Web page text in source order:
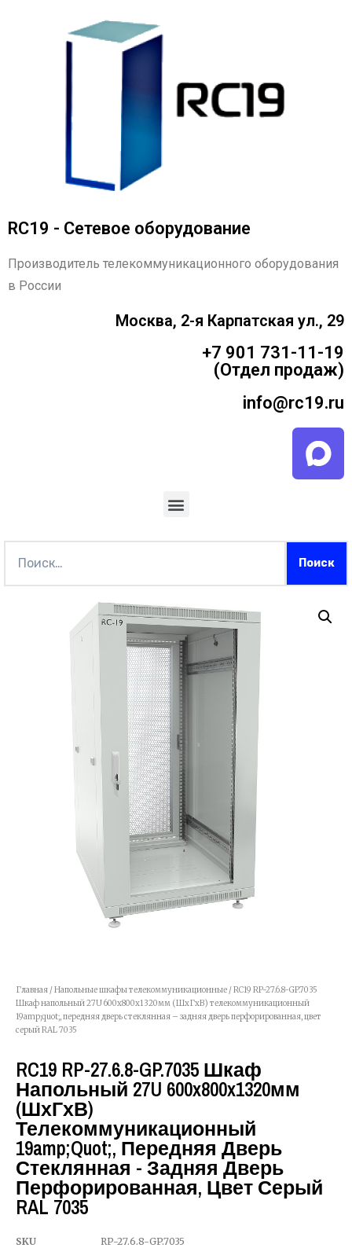
RC19 - Сетевое оборудование
Производитель телекоммуникационного оборудования
в России
Москва, 2-я Карпатская ул., 29
+7 901 731-11-19
(Отдел продаж)
info@rc19.ru
Главная /Напольные шкафы телекоммуникационные / RC19 RP-27.6.8-GP.7035
Шкаф напольный 27U 600x800x1320мм (ШхГхВ) телекоммуникационный
19amp;quot;, передняя дверь стеклянная – задняя дверь перфорированная, цвет
серый RAL 7035
RC19 RP-27.6.8-GP.7035 Шкаф
Напольный 27U 600x800x1320мм
(ШхГхВ)
Телекоммуникационный
19amp;quot;, Передняя Дверь
Стеклянная - Задняя Дверь
Перфорированная, Цвет Серый
RAL 7035
SKU
RP-27.6.8-GP.7035